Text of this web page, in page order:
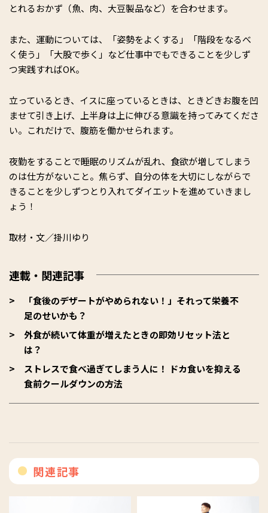
とれるおかず（魚、肉、大豆製品など）を合わせます。
また、運動については、「姿勢をよくする」「階段をなるべ
く使う」「大股で歩く」など仕事中でもできることを少しず
つ実践すればOK。
立っているとき、イスに座っているときは、ときどきお腹を凹
ませて引き上げ、上半身は上に伸びる意識を持ってみてくださ
い。これだけで、腹筋を働かせられます。
夜勤をすることで睡眠のリズムが乱れ、食欲が増してしまう
のは仕方がないこと。焦らず、自分の体を大切にしながらで
きることを少しずつとり入れてダイエットを進めていきまし
ょう！
取材・文／掛川ゆり
連載・関連記事
「食後のデザートがやめられない！」それって栄養不
足のせいかも？
外食が続いて体重が増えたときの即効リセット法と
は？
ストレスで食べ過ぎてしまう人に！ ドカ食いを抑える
食前クールダウンの方法
関連記事